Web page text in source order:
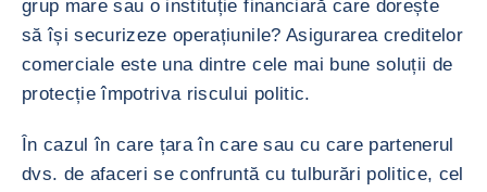
grup mare sau o instituție financiară care dorește
să își securizeze operațiunile? Asigurarea creditelor
comerciale este una dintre cele mai bune soluții de
protecție împotriva riscului politic.
În cazul în care țara în care sau cu care partenerul
dvs. de afaceri se confruntă cu tulburări politice, cel